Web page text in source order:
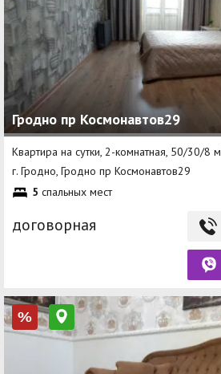
Гродно пр Космонавтов29
Квартира на сутки, 2-комнатная, 50/30/8 м
г. Гродно, Гродно пр Космонавтов29
5 спальных мест
договорная
%